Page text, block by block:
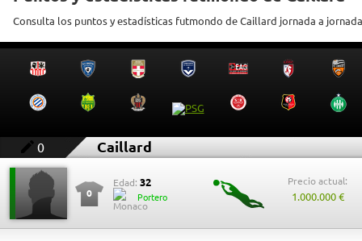
Consulta los puntos y estadísticas futmondo de Caillard jornada a jornada
0 Caillard
0
Edad: 32
Portero
Precio actual:
1.000.000 €